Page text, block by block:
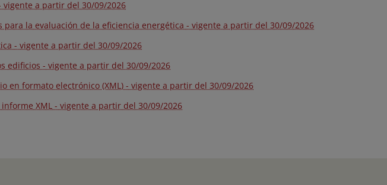
vigente a partir del 30/09/2026
la evaluación de la eficiencia energética - vigente a partir del 30/09/2026
- vigente a partir del 30/09/2026
edificios - vigente a partir del 30/09/2026
en formato electrónico (XML) - vigente a partir del 30/09/2026
XML - vigente a partir del 30/09/2026